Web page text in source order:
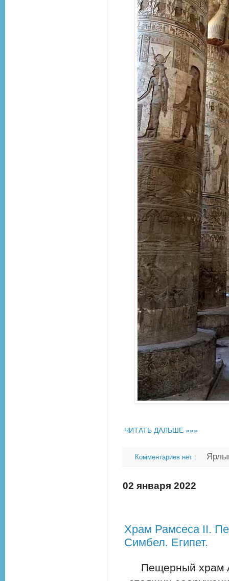
ЧИТАТЬ ДАЛЬШЕ »»»
Комментариев нет :
02 января 2022
Храм Рамсеса ІІ.
Симбел. Египет.
Пещерный храм